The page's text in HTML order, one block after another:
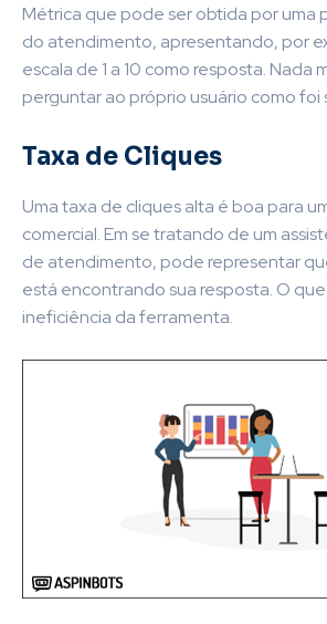
Métrica que pode ser obtida por uma
do atendimento, apresentando, por
escala de 1 a 10 como resposta. Nada
perguntar ao próprio usuário como foi
Taxa de Cliques
Uma taxa de cliques alta é boa para
comercial. Em se tratando de um
de atendimento, pode representar
está encontrando sua resposta. O
ineficiência da ferramenta.